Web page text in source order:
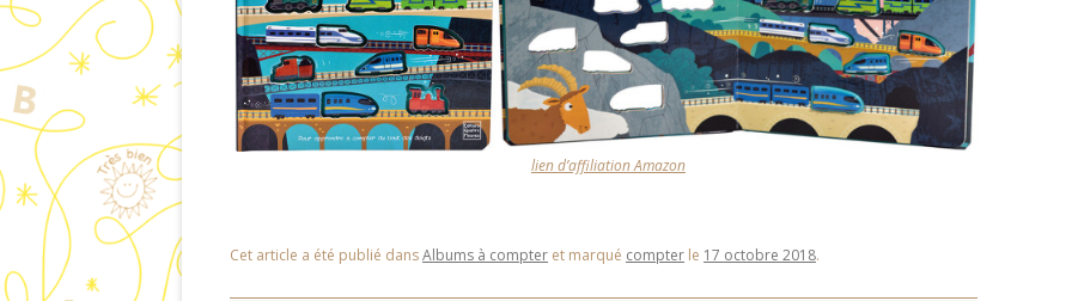
lien d’affiliation Amazon
Cet article a été publié dansAlbums à compter et marqué compter le 17 octobre 2018.